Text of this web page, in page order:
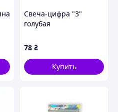
Свеча-цифра "3"
голубая
78 ₴
Купить